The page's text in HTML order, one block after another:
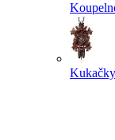
Kukačky